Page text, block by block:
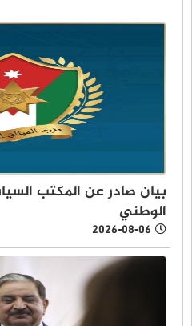
بيان صادر عن المكتب
الوطني
2026-08-06